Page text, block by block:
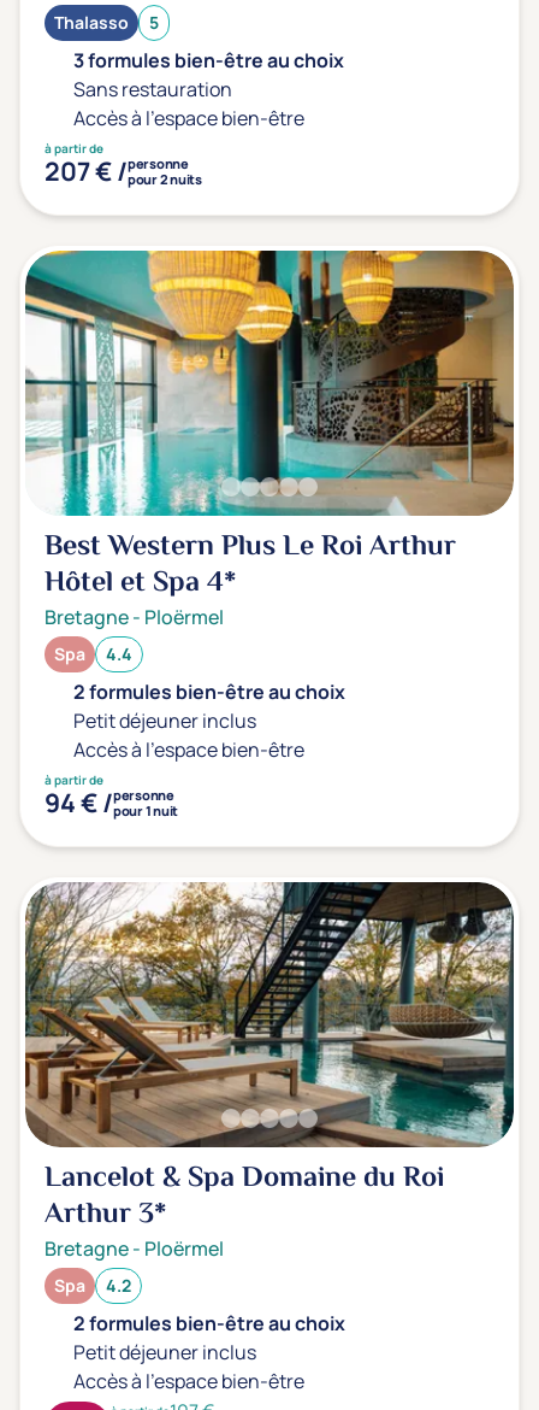
Offres spéciales Solo
Distance de chez vous
Établissements proches de chez moi
Km
Transports & hébergement
Soins sans hébergement
(0)
Offre séjour + vol inclus
(0)
Thalasso 5
3 formules bien-être au choix
Sans restauration
Accès à l'espace bien-être
à partir de
207 € /personne
pour 2 nuits
Best Western Plus Le Roi Arthur
Hôtel et Spa4*
Bretagne- Ploërmel
Spa 4.4
2 formules bien-être au choix
Petit déjeuner inclus
Accès à l'espace bien-être
à partir de
94 € /personne
pour 1 nuit
Lancelot & Spa Domaine du Roi
Arthur3*
Bretagne- Ploërmel
Spa 4.2
2 formules bien-être au choix
Petit déjeuner inclus
Accès à l'espace bien-être